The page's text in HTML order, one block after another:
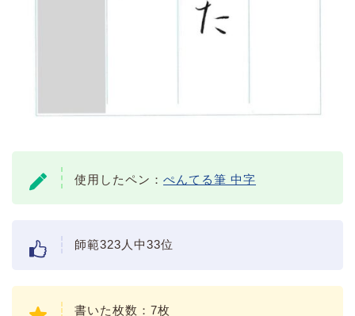
使用したペン： ぺんてる筆 中字
師範323人中33位
書いた枚数：7枚